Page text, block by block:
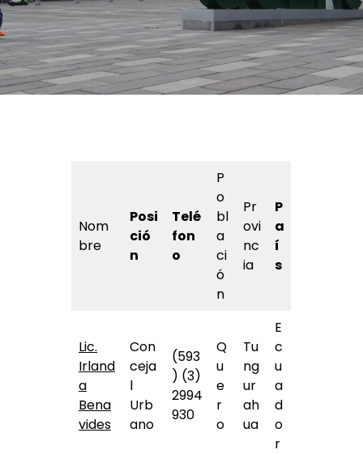
Nom
bre
Posi
ció
n
Telé
fon
o
P
o
bl
a
ci
ó
n
Pr
ovi
nc
ia
P
a
í
s
Lic.
Irland
a
Bena
vides
Con
ceja
l
Urb
ano
(593
) (3)
2994
930
Q
u
e
r
o
Tu
ng
ur
ah
ua
E
c
u
a
d
o
r